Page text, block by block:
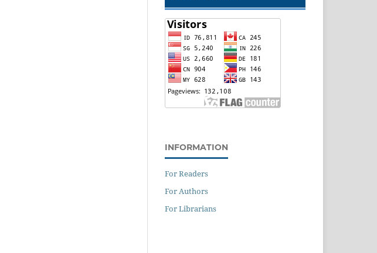
INFORMATION
For Readers
For Authors
For Librarians